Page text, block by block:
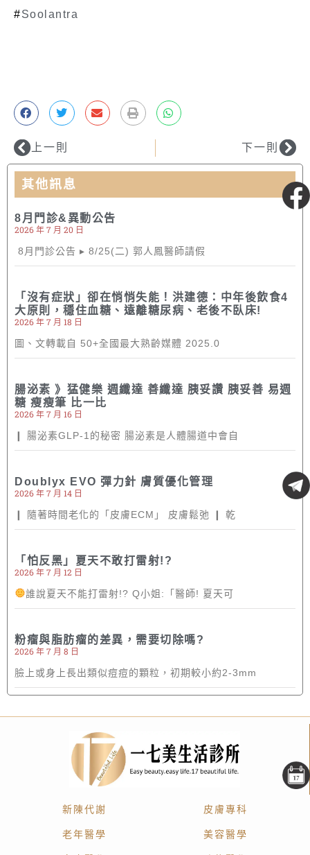
#Soolantra
上一則 下一則
其他訊息
8月門診&異動公告
2026 年 7 月 20 日
8月門診公告 ▸ 8/25(二) 郭人鳳醫師請假
「沒有症狀」卻在悄悄失能！洪建德：中年後飲食4
大原則，穩住血糖、遠離糖尿病、老後不臥床!
2026 年 7 月 18 日
圖、文轉載自 50+全國最大熟齡媒體 2025.0
腸泌素 》猛健樂 週纖達 善纖達 胰妥讚 胰妥善 易週
糖 瘦瘦筆 比一比
2026 年 7 月 16 日
❙ 腸泌素GLP-1的秘密 腸泌素是人體腸道中會自
Doublyx EVO 彈力針 膚質優化管理
2026 年 7 月 14 日
❙ 隨著時間老化的「皮膚ECM」 皮膚鬆弛 ❙ 乾
「怕反黑」夏天不敢打雷射!?
2026 年 7 月 12 日
誰說夏天不能打雷射!? Q小姐:「醫師! 夏天可
粉瘤與脂肪瘤的差異，需要切除嗎?
2026 年 7 月 8 日
臉上或身上長出類似痘痘的顆粒，初期較小約2-3mm
粉絲專頁
新陳代謝
老年醫學
皮膚專科
美容醫學